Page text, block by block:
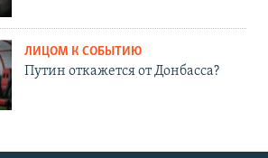
ЛИЦОМ К СОБЫТИЮ
Путин откажется от Донбасса?